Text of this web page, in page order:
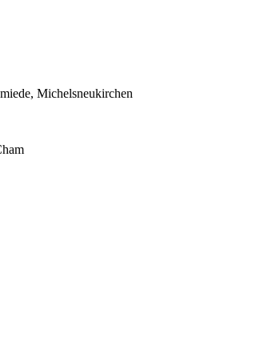
Michelsneukirchen